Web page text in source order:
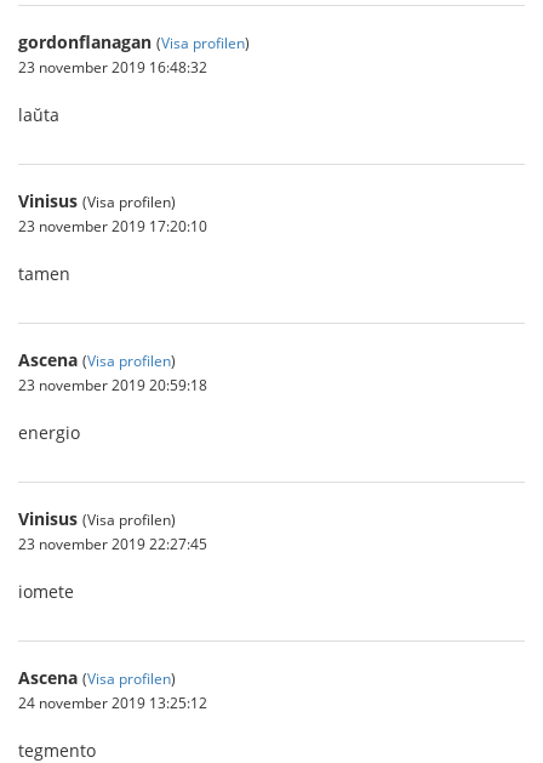
gordonflanagan (Visa profilen)
23 november 2019 16:48:32
laŭta
Vinisus (Visa profilen)
23 november 2019 17:20:10
tamen
Ascena (Visa profilen)
23 november 2019 20:59:18
energio
Vinisus (Visa profilen)
23 november 2019 22:27:45
iomete
Ascena (Visa profilen)
24 november 2019 13:25:12
tegmento